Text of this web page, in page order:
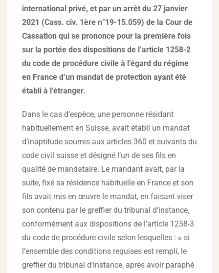
international privé, et par un arrêt du 27 janvier
2021 (Cass. civ. 1ère n°19-15.059) de la Cour de
Cassation qui se prononce pour la première fois
sur la portée des dispositions de l’article 1258-2
du code de procédure civile à l’égard du régime
en France d’un mandat de protection ayant été
établi à l’étranger.
Dans le cas d’espèce, une personne résidant
habituellement en Suisse, avait établi un mandat
d’inaptitude soumis aux articles 360 et suivants du
code civil suisse et désigné l’un de ses fils en
qualité de mandataire. Le mandant avait, par la
suite, fixé sa résidence habituelle en France et son
fils avait mis en œuvre le mandat, en faisant viser
son contenu par le greffier du tribunal d’instance,
conformément aux dispositions de l’article 1258-3
du code de procédure civile selon lesquelles : « si
l’ensemble des conditions requises est rempli, le
greffier du tribunal d’instance, après avoir paraphé